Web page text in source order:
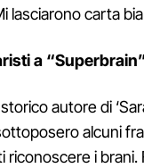
lasciarono carta
a
autore di
alcuni
riconoscere i